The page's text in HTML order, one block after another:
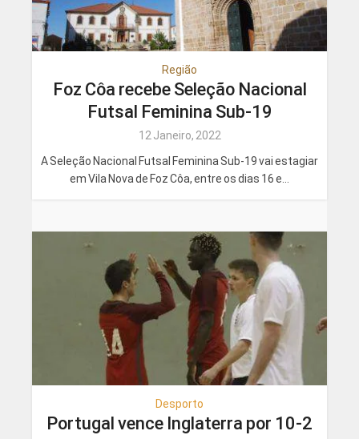
Região
Foz Côa recebe Seleção Nacional
Futsal Feminina Sub-19
12 Janeiro, 2022
A Seleção Nacional Futsal Feminina Sub-19 vai estagiar
em Vila Nova de Foz Côa, entre os dias 16 e...
Desporto
Portugal vence Inglaterra por 10-2